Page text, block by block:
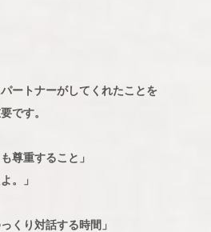
ートナーがしてくれたことを
です。
尊重すること」
。」
くり対話する時間」